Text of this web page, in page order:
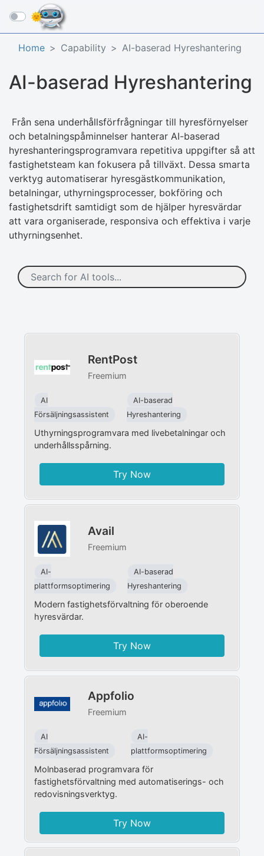
☰
Home Capability AI-baserad Hyreshantering
AI-baserad Hyreshantering
Från sena underhållsförfrågningar till hyresförnyelser
och betalningspåminnelser hanterar AI-baserad
hyreshanteringsprogramvara repetitiva uppgifter så att
fastighetsteam kan fokusera på tillväxt. Dessa smarta
verktyg automatiserar hyresgästkommunikation,
betalningar, uthyrningsprocesser, bokföring och
fastighetsdrift samtidigt som de hjälper hyresvärdar
att vara organiserade, responsiva och effektiva i varje
uthyrningsenhet.
RentPost
Freemium
AI
Försäljningsassistent
AI-baserad
Hyreshantering
Uthyrningsprogramvara med livebetalningar och
underhållsspårning.
Try Now
Avail
Freemium
AI-
plattformsoptimering
AI-baserad
Hyreshantering
Modern fastighetsförvaltning för oberoende
hyresvärdar.
Try Now
Appfolio
Freemium
AI
Försäljningsassistent
AI-
plattformsoptimering
Molnbaserad programvara för
fastighetsförvaltning med automatiserings- och
redovisningsverktyg.
Try Now